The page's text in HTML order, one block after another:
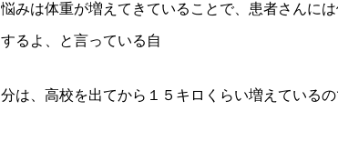
悩みは体重が増えてきていることで、患者さんに
するよ、と言っている自
分は、高校を出てから１５キロくらい増えている